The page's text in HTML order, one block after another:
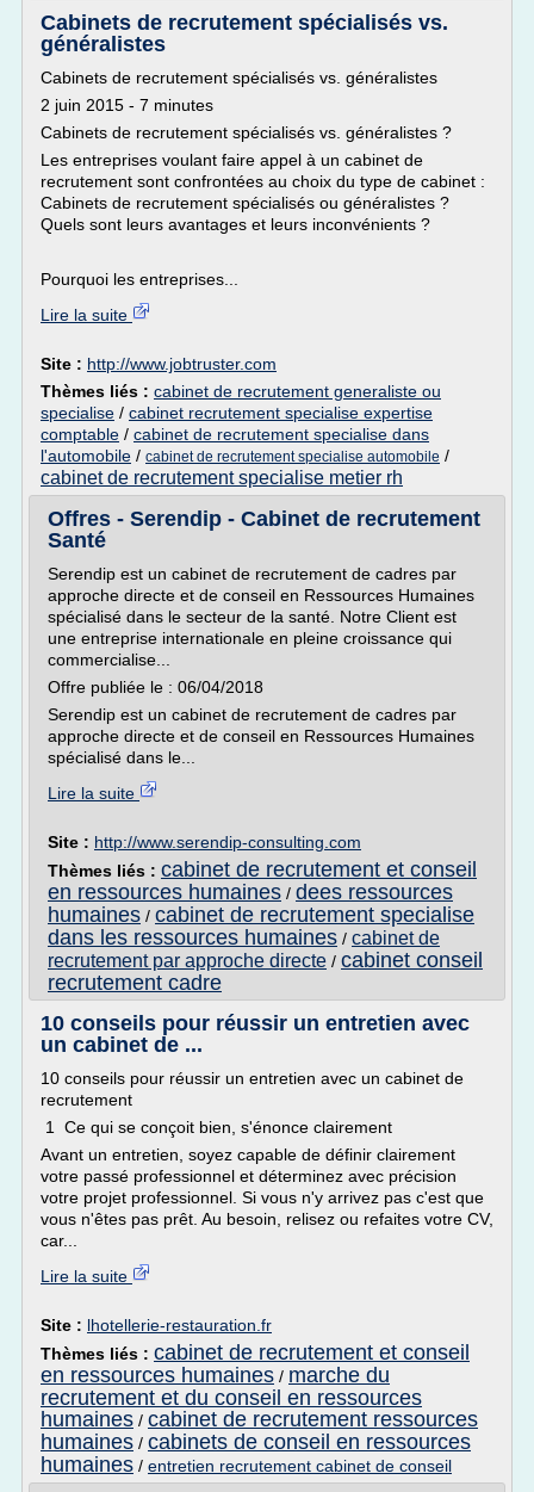
Cabinets de recrutement spécialisés vs.
généralistes
Cabinets de recrutement spécialisés vs. généralistes
2 juin 2015 - 7 minutes
Cabinets de recrutement spécialisés vs. généralistes ?
Les entreprises voulant faire appel à un cabinet de
recrutement sont confrontées au choix du type de cabinet :
Cabinets de recrutement spécialisés ou généralistes ?
Quels sont leurs avantages et leurs inconvénients ?
Pourquoi les entreprises...
Lire la suite
Site : http://www.jobtruster.com
Thèmes liés : cabinet de recrutement generaliste ou
specialise / cabinet recrutement specialise expertise
comptable / cabinet de recrutement specialise dans
l'automobile / cabinet de recrutement specialise automobile /
cabinet de recrutement specialise metier rh
Offres - Serendip - Cabinet de recrutement
Santé
Serendip est un cabinet de recrutement de cadres par
approche directe et de conseil en Ressources Humaines
spécialisé dans le secteur de la santé. Notre Client est
une entreprise internationale en pleine croissance qui
commercialise...
Offre publiée le : 06/04/2018
Serendip est un cabinet de recrutement de cadres par
approche directe et de conseil en Ressources Humaines
spécialisé dans le...
Lire la suite
Site : http://www.serendip-consulting.com
Thèmes liés : cabinet de recrutement et conseil
en ressources humaines / dees ressources
humaines / cabinet de recrutement specialise
dans les ressources humaines / cabinet de
recrutement par approche directe / cabinet conseil
recrutement cadre
10 conseils pour réussir un entretien avec
un cabinet de ...
10 conseils pour réussir un entretien avec un cabinet de
recrutement
1 Ce qui se conçoit bien, s'énonce clairement
Avant un entretien, soyez capable de définir clairement
votre passé professionnel et déterminez avec précision
votre projet professionnel. Si vous n'y arrivez pas c'est que
vous n'êtes pas prêt. Au besoin, relisez ou refaites votre CV,
car...
Lire la suite
Site : lhotellerie-restauration.fr
Thèmes liés : cabinet de recrutement et conseil
en ressources humaines / marche du
recrutement et du conseil en ressources
humaines / cabinet de recrutement ressources
humaines / cabinets de conseil en ressources
humaines / entretien recrutement cabinet de conseil